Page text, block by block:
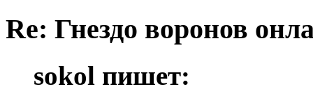
Re: Гнездо воронов
sokol пишет: